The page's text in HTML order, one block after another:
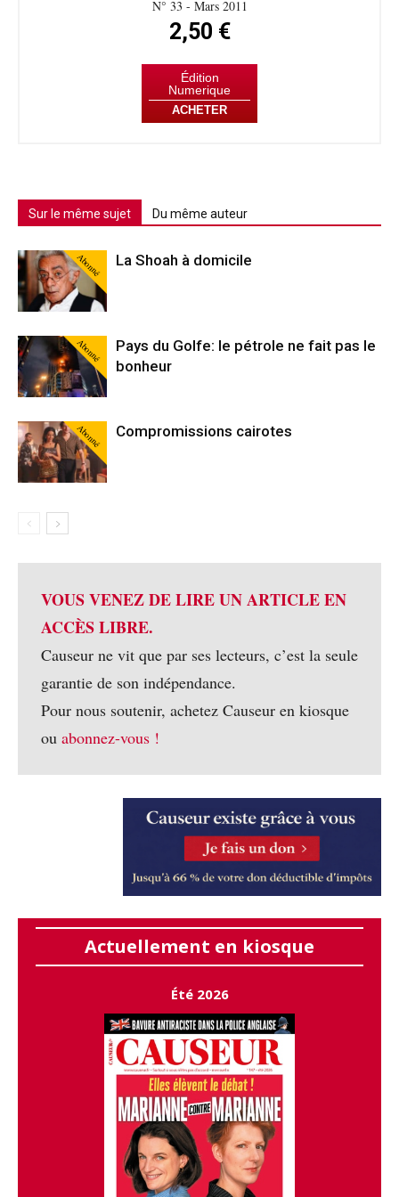
N° 33 - Mars 2011
2,50 €
Édition
Numerique
ACHETER
Sur le même sujet Du même auteur
Abonné La Shoah à domicile
Abonné
Pays du Golfe: le pétrole ne fait pas le
bonheur
Abonné Compromissions cairotes
VOUS VENEZ DE LIRE UN ARTICLE EN
ACCÈS LIBRE.
Causeur ne vit que par ses lecteurs, c’est la seule
garantie de son indépendance.
Pour nous soutenir, achetez Causeur en kiosque
ou abonnez-vous !
Actuellement en kiosque
Été 2026